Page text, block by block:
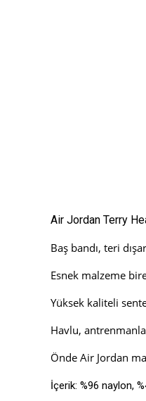
Air Jordan Terry
Baş bandı, teri
Esnek malzeme
Yüksek kaliteli
Havlu,
Önde Air Jordan
İçerik: %96 naylon,